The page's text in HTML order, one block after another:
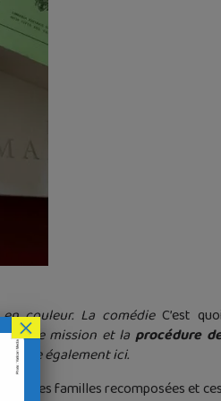
couleur. La comédie C’est quoi
notre mission et la procédure
également ici.
sur les familles recomposées et ces
×